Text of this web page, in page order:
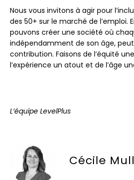
Nous vous invitons à agir pour
des 50+ sur le marché de l’emploi.
pouvons créer une société où
indépendamment de son âge,
contribution. Faisons de l’équité
l’expérience un atout et de l’âge
L’équipe LevelPlus
Cécile